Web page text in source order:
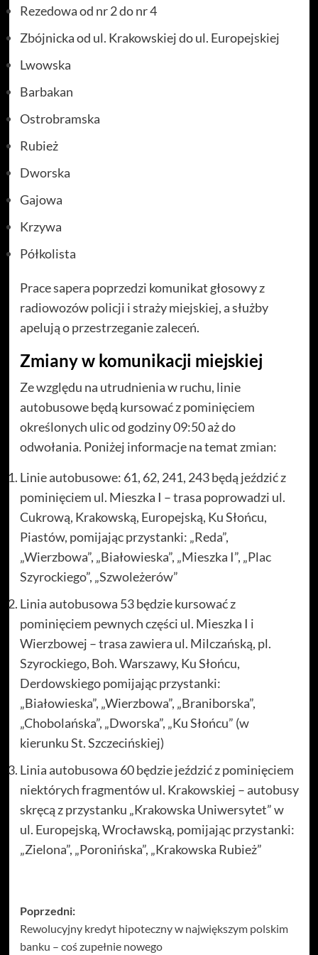
Rezedowa od nr 2 do nr 4
Zbójnicka od ul. Krakowskiej do ul. Europejskiej
Lwowska
Barbakan
Ostrobramska
Rubież
Dworska
Gajowa
Krzywa
Półkolista
Prace sapera poprzedzi komunikat głosowy z
radiowozów policji i straży miejskiej, a służby
apelują o przestrzeganie zaleceń.
Zmiany w komunikacji miejskiej
Ze względu na utrudnienia w ruchu, linie
autobusowe będą kursować z pominięciem
określonych ulic od godziny 09:50 aż do
odwołania. Poniżej informacje na temat zmian:
Linie autobusowe: 61, 62, 241, 243 będą jeździć z
pominięciem ul. Mieszka I – trasa poprowadzi ul.
Cukrową, Krakowską, Europejską, Ku Słońcu,
Piastów, pomijając przystanki: „Reda”,
„Wierzbowa”, „Białowieska”, „Mieszka I”, „Plac
Szyrockiego”, „Szwoleżerów”
Linia autobusowa 53 będzie kursować z
pominięciem pewnych części ul. Mieszka I i
Wierzbowej – trasa zawiera ul. Milczańską, pl.
Szyrockiego, Boh. Warszawy, Ku Słońcu,
Derdowskiego pomijając przystanki:
„Białowieska”, „Wierzbowa”, „Braniborska”,
„Chobolańska”, „Dworska”, „Ku Słońcu” (w
kierunku St. Szczecińskiej)
Linia autobusowa 60 będzie jeździć z pominięciem
niektórych fragmentów ul. Krakowskiej – autobusy
skręcą z przystanku „Krakowska Uniwersytet” w
ul. Europejską, Wrocławską, pomijając przystanki:
„Zielona”, „Poronińska”, „Krakowska Rubież”
Zobacz
wpisy
Poprzedni:
Rewolucyjny kredyt hipoteczny w największym polskim
banku – coś zupełnie nowego